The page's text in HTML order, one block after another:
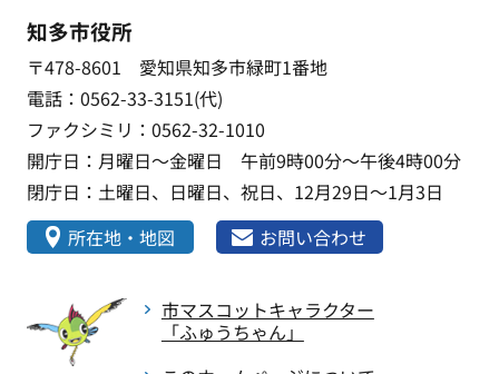
知多市役所
〒478-8601 愛知県知多市緑町1番地
電話：0562-33-3151(代)
ファクシミリ：0562-32-1010
開庁日：月曜日～金曜日 午前9時00分～午後4時00分
閉庁日：土曜日、日曜日、祝日、12月29日～1月3日
所在地・地図
お問い合わせ
市マスコットキャラクター
「ふゅうちゃん」